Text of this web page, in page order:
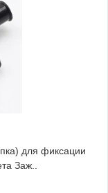
для фиксации
Заж..